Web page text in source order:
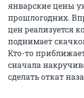
январские цены
прошлогодних.
цен реализуется
поднимает
Кто-то
сначала
сделать откат